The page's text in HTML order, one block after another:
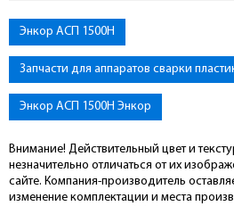
Энкор АСП 1500Н
Запчасти для аппаратов сварки
Энкор АСП 1500Н Энкор
Внимание! Действительный цвет и
незначительно отличаться от их
сайте. Компания-производитель
изменение комплектации и места